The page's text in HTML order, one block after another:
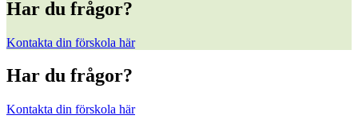
Har du frågor?
Kontakta din förskola här
Har du frågor?
Kontakta din förskola här